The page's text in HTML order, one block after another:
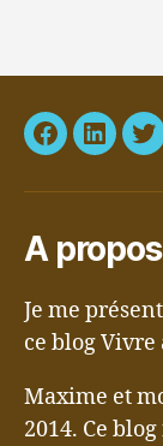
Facebook
A
Je me
ce blog
Maxime et
2014. Ce